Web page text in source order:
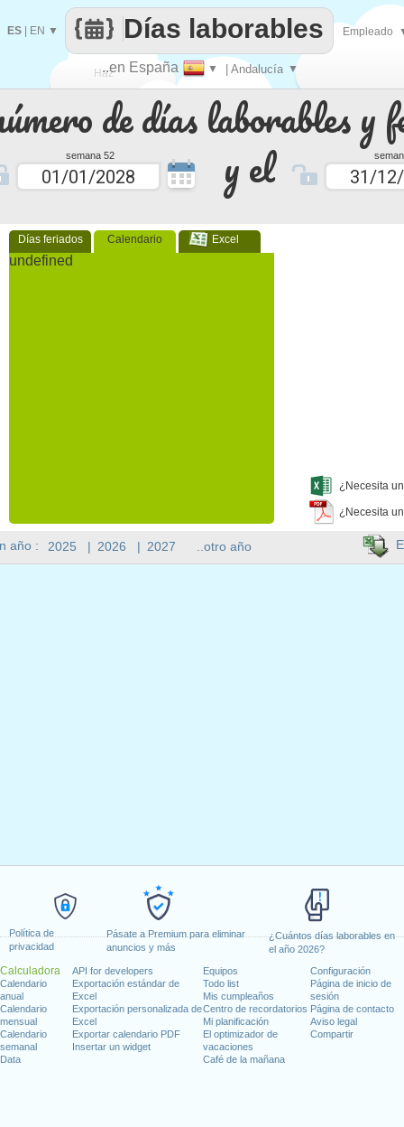
Política de
privacidad
Pásate a Premium para eliminar
anuncios y más
¿Cuántos días laborables en
el año 2026?
Calculadora
Calendario
anual
Calendario
mensual
Calendario
semanal
Data
API for developers
Exportación estándar de
Excel
Exportación personalizada de
Excel
Exportar calendario PDF
Insertar un widget
Equipos
Todo list
Mis cumpleaños
Centro de recordatorios
Mi planificación
El optimizador de
vacaciones
Café de la mañana
Configuración
Página de inicio de
sesión
Página de contacto
Aviso legal
Compartir
de días laborables y
semana 52 y el
Días feriados Calendario Excel
undefined
¿Necesita
¿Necesita
Haz
que
..en España ▼ | Andalucía ▼
Días laborables
ES EN ▼ Empleado
año : 2025 | 2026 | 2027 ..otro año